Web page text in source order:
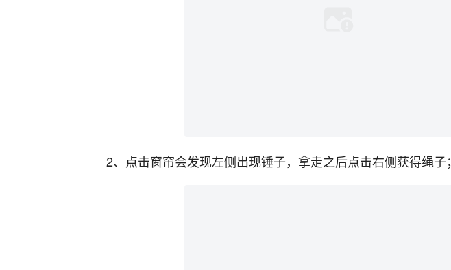
2、点击窗帘会发现左侧出现锤子，拿走之后点击右侧获得绳子；